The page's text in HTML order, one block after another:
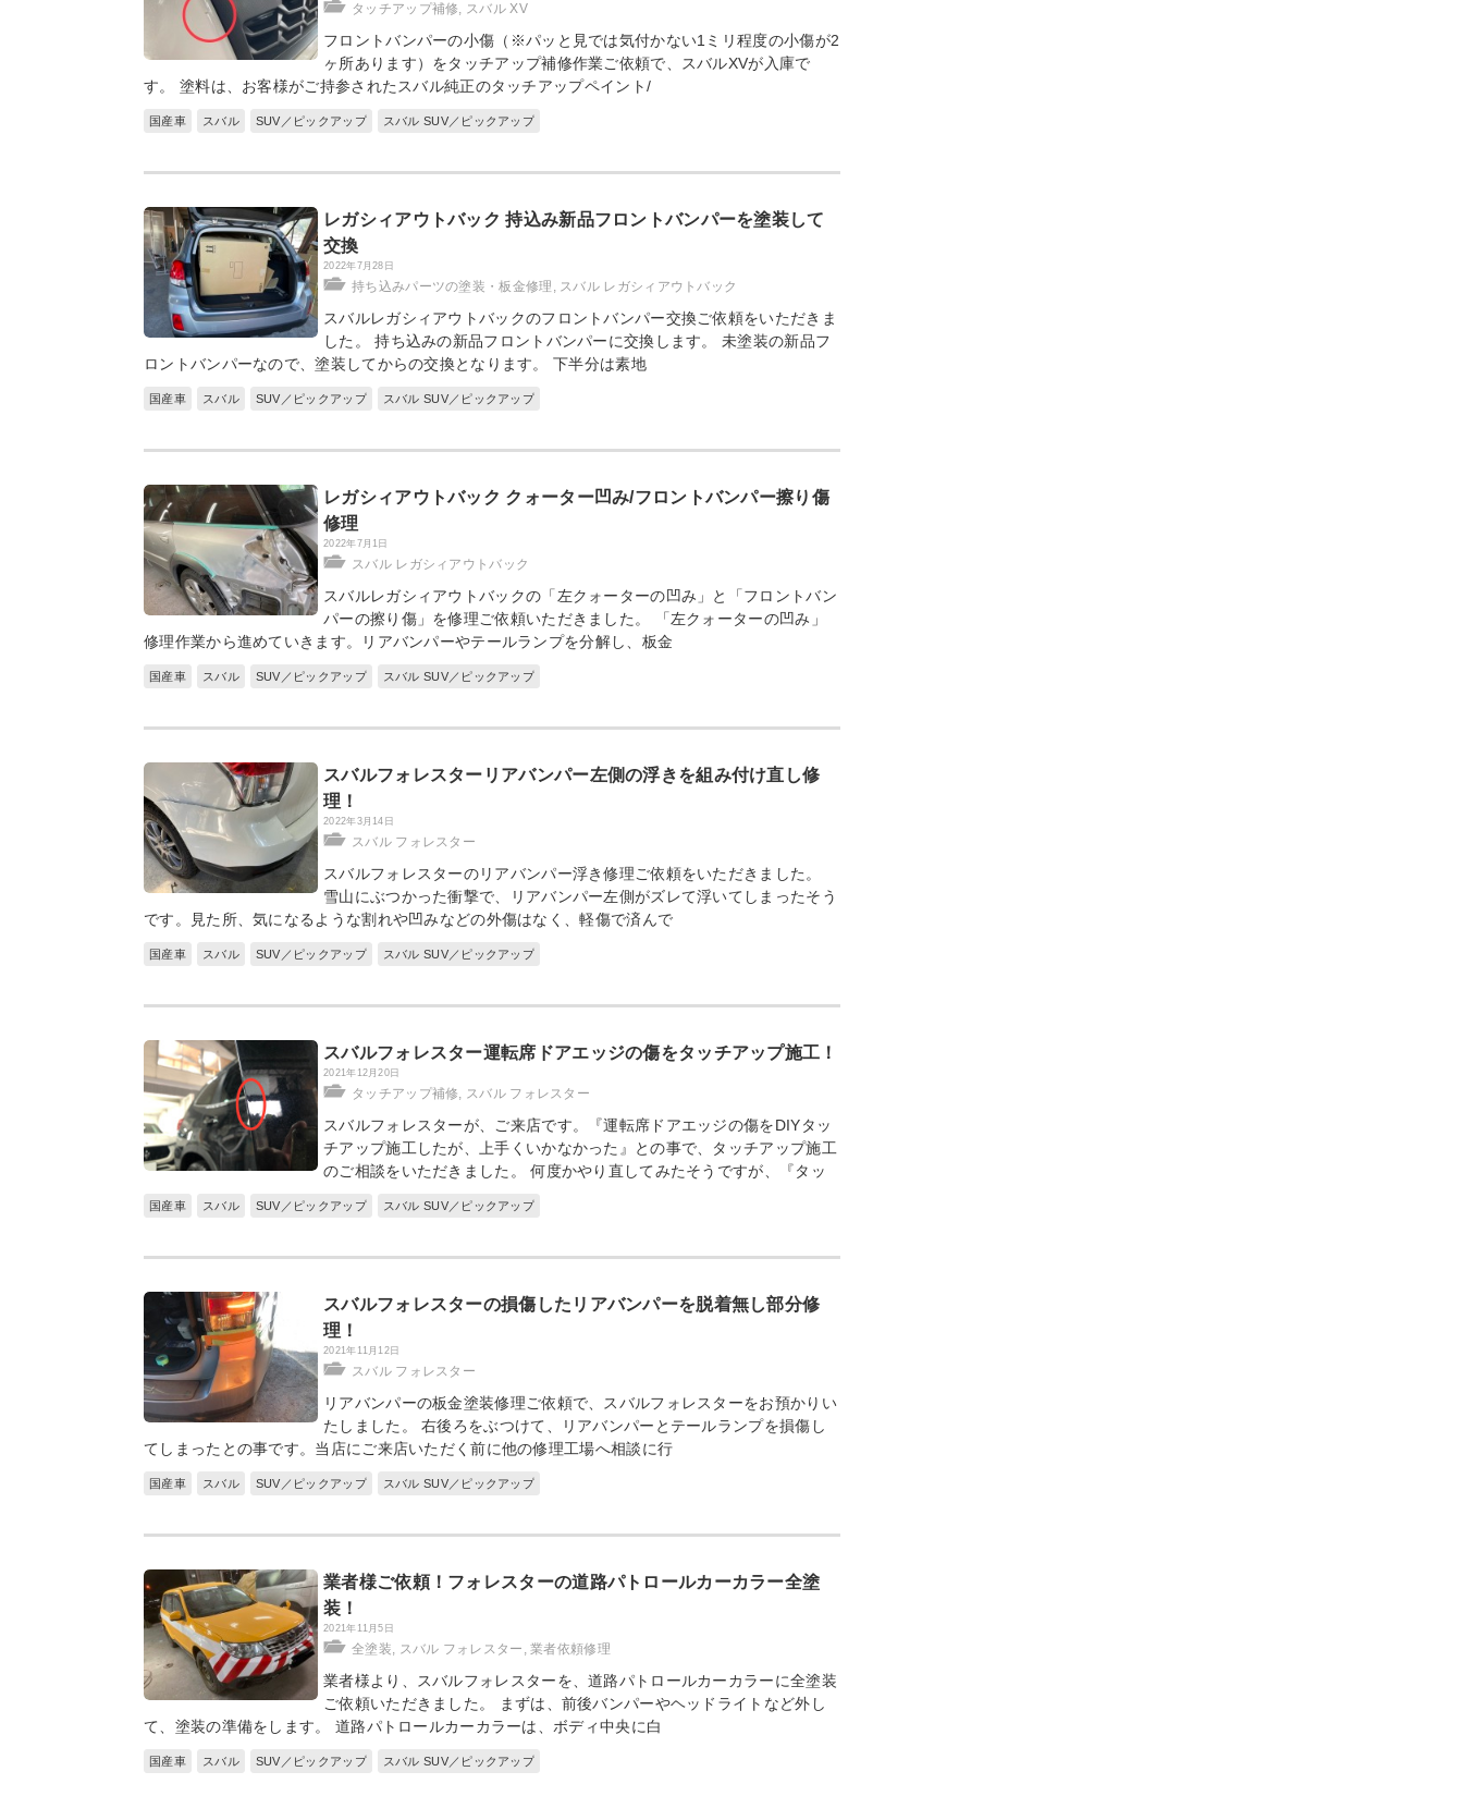
タッチアップ補修, スバル XV
フロントバンパーの小傷（※パッと見では気付かない1ミリ程度の小傷が2
ヶ所あります）をタッチアップ補修作業ご依頼で、スバルXVが入庫で
す。 塗料は、お客様がご持参されたスバル純正のタッチアップペイント/
国産車 スバル SUV／ピックアップ スバル SUV／ピックアップ
レガシィアウトバック 持込み新品フロントバンパーを塗装して
交換
2022年7月28日
持ち込みパーツの塗装・板金修理 , スバル レガシィアウトバック
スバルレガシィアウトバックのフロントバンパー交換ご依頼をいただきま
した。 持ち込みの新品フロントバンパーに交換します。 未塗装の新品フ
ロントバンパーなので、塗装してからの交換となります。 下半分は素地
国産車 スバル SUV／ピックアップ スバル SUV／ピックアップ
レガシィアウトバック クォーター凹み/フロントバンパー擦り傷
修理
2022年7月1日
スバル レガシィアウトバック
スバルレガシィアウトバックの「左クォーターの凹み」と「フロントバン
パーの擦り傷」を修理ご依頼いただきました。 「左クォーターの凹み」
修理作業から進めていきます。リアバンパーやテールランプを分解し、板金
国産車 スバル SUV／ピックアップ スバル SUV／ピックアップ
スバルフォレスターリアバンパー左側の浮きを組み付け直し修
理！
2022年3月14日
スバル フォレスター
スバルフォレスターのリアバンパー浮き修理ご依頼をいただきました。
雪山にぶつかった衝撃で、リアバンパー左側がズレて浮いてしまったそう
です。見た所、気になるような割れや凹みなどの外傷はなく、軽傷で済んで
国産車 スバル SUV／ピックアップ スバル SUV／ピックアップ
スバルフォレスター運転席ドアエッジの傷をタッチアップ施工！
2021年12月20日
タッチアップ補修, スバル フォレスター
スバルフォレスターが、ご来店です。『運転席ドアエッジの傷をDIYタッ
チアップ施工したが、上手くいかなかった』との事で、タッチアップ施工
のご相談をいただきました。 何度かやり直してみたそうですが、『タッ
国産車 スバル SUV／ピックアップ スバル SUV／ピックアップ
スバルフォレスターの損傷したリアバンパーを脱着無し部分修
理！
2021年11月12日
スバル フォレスター
リアバンパーの板金塗装修理ご依頼で、スバルフォレスターをお預かりい
たしました。 右後ろをぶつけて、リアバンパーとテールランプを損傷し
てしまったとの事です。当店にご来店いただく前に他の修理工場へ相談に行
国産車 スバル SUV／ピックアップ スバル SUV／ピックアップ
業者様ご依頼！フォレスターの道路パトロールカーカラー全塗
装！
2021年11月5日
全塗装, スバル フォレスター ,業者依頼修理
業者様より、スバルフォレスターを、道路パトロールカーカラーに全塗装
ご依頼いただきました。 まずは、前後バンパーやヘッドライトなど外し
て、塗装の準備をします。 道路パトロールカーカラーは、ボディ中央に白
国産車 スバル SUV／ピックアップ スバル SUV／ピックアップ